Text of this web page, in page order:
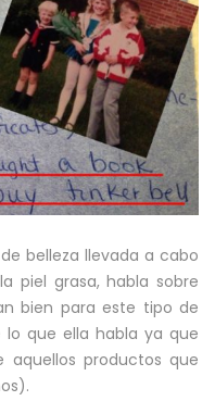
belleza llevada a cabo
piel grasa, habla sobre
bien para este tipo de
que ella habla ya que
productos que